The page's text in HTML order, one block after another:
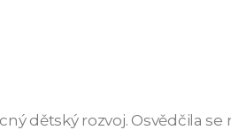
dětský rozvoj. Osvědčila se